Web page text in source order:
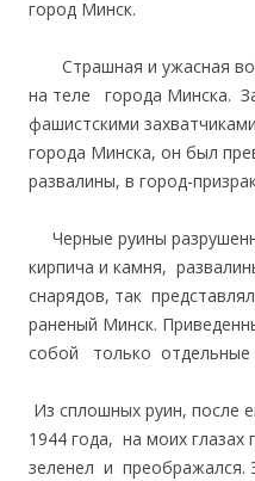
город Минск.
Страшная и ужасная
на теле города Минска.
фашистскими
города Минска, он был
развалины, в город-
Черные руины
кирпича и камня,
снарядов, так
раненый Минск.
собой только отдельные
Из сплошных руин, после
1944 года, на моих глазах
зеленел и преображался.